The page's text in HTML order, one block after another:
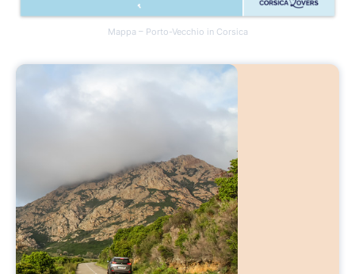
Mappa – Porto-Vecchio in Corsica